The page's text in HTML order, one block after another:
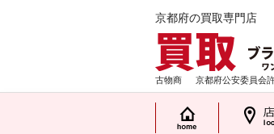
京都府の買取専門店
古物商 京都府公安委員会